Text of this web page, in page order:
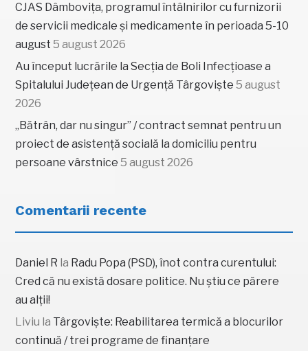
CJAS Dâmbovița, programul întâlnirilor cu furnizorii
de servicii medicale și medicamente în perioada 5-10
august 5 august 2026
Au început lucrările la Secția de Boli Infecțioase a
Spitalului Județean de Urgență Târgoviște 5 august
2026
„Bătrân, dar nu singur” / contract semnat pentru un
proiect de asistență socială la domiciliu pentru
persoane vârstnice 5 august 2026
Comentarii recente
Daniel R la Radu Popa (PSD), înot contra curentului:
Cred că nu există dosare politice. Nu știu ce părere
au alții!
Liviu la Târgoviște: Reabilitarea termică a blocurilor
continuă / trei programe de finanțare